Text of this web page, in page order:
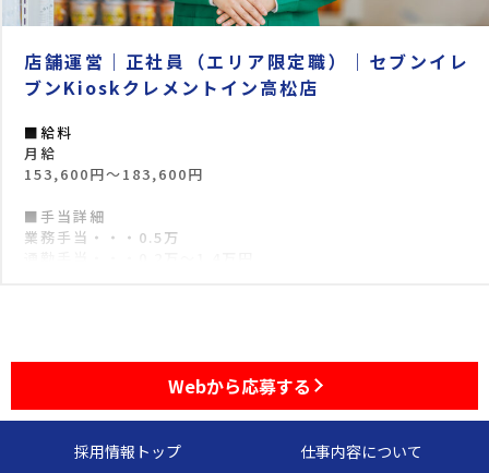
店舗運営｜正社員（エリア限定職）｜セブンイレ
ブンKioskクレメントイン高松店
■給料
月給
153,600円〜183,600円
■手当詳細
業務手当・・・0.5万
■職種
■店舗
セブンイレブンKioskクレメントイン高松店
Webから応募する
採用情報トップ
仕事内容について